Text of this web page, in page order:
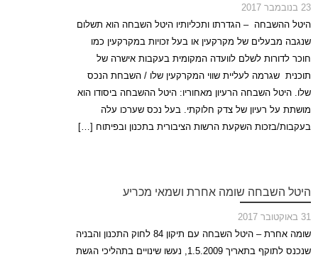
23 בנובמבר 2017
היטל ההשבחה – הגדרתו ותכליותיו היטל השבחה הוא תשלום
שנגבה מבעלים של מקרקעין או בעל זכויות במקרקעין כמו
חוכר לדורות לשלם לוועדה המקומית בעקבות אישרה של
תוכנית שגרמה לעליית שווי המקרקעין שלו / השבחת הנכס
שלו. היטל השבחה הרעיון מאחוריו: היטל ההשבחה ביסודו הוא
מושתת על רעיון של צדק חלוקתי. בעל נכס שערכו עלה
בעקבות/בזכות השקעת הרשות הציבורית בתכנון ובפיתוח […]
היטל השבחה שומה אחרת ושמאי מכריע
31 באוקטובר 2017
שומה אחרת – היטל השבחה עם תיקון 84 לחוק התכנון והבניה
שנכנס לתוקף בתאריך 1.5.2009, נעשו שינויים בתהליכי הגשת